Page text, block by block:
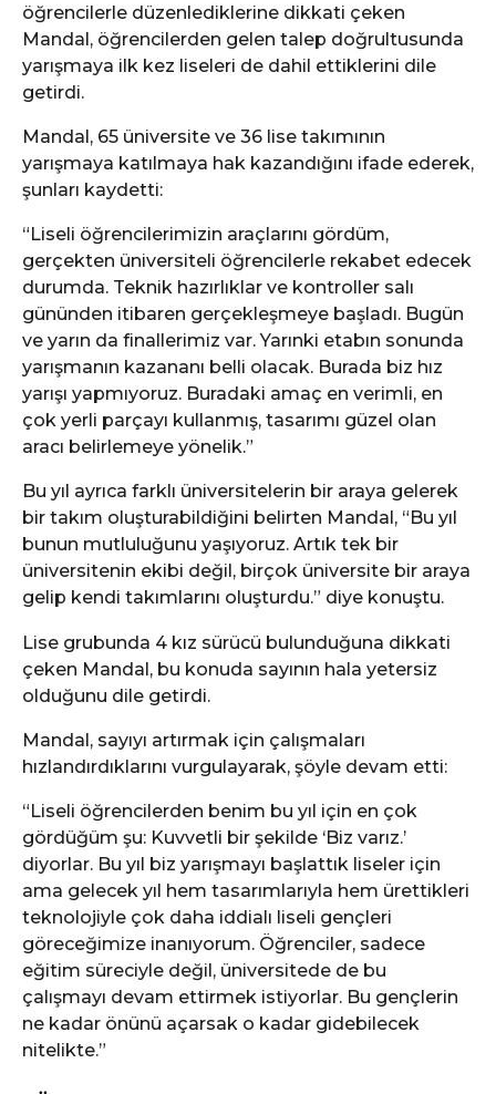
öğrencilerle düzenlediklerine dikkati çeken
Mandal, öğrencilerden gelen talep doğrultusunda
yarışmaya ilk kez liseleri de dahil ettiklerini dile
getirdi.
Mandal, 65 üniversite ve 36 lise takımının
yarışmaya katılmaya hak kazandığını ifade ederek,
şunları kaydetti:
“Liseli öğrencilerimizin araçlarını gördüm,
gerçekten üniversiteli öğrencilerle rekabet edecek
durumda. Teknik hazırlıklar ve kontroller salı
gününden itibaren gerçekleşmeye başladı. Bugün
ve yarın da finallerimiz var. Yarınki etabın sonunda
yarışmanın kazananı belli olacak. Burada biz hız
yarışı yapmıyoruz. Buradaki amaç en verimli, en
çok yerli parçayı kullanmış, tasarımı güzel olan
aracı belirlemeye yönelik.”
Bu yıl ayrıca farklı üniversitelerin bir araya gelerek
bir takım oluşturabildiğini belirten Mandal, “Bu yıl
bunun mutluluğunu yaşıyoruz. Artık tek bir
üniversitenin ekibi değil, birçok üniversite bir araya
gelip kendi takımlarını oluşturdu.” diye konuştu.
Lise grubunda 4 kız sürücü bulunduğuna dikkati
çeken Mandal, bu konuda sayının hala yetersiz
olduğunu dile getirdi.
Mandal, sayıyı artırmak için çalışmaları
hızlandırdıklarını vurgulayarak, şöyle devam etti:
“Liseli öğrencilerden benim bu yıl için en çok
gördüğüm şu: Kuvvetli bir şekilde ‘Biz varız.’
diyorlar. Bu yıl biz yarışmayı başlattık liseler için
ama gelecek yıl hem tasarımlarıyla hem ürettikleri
teknolojiyle çok daha iddialı liseli gençleri
göreceğimize inanıyorum. Öğrenciler, sadece
eğitim süreciyle değil, üniversitede de bu
çalışmayı devam ettirmek istiyorlar. Bu gençlerin
ne kadar önünü açarsak o kadar gidebilecek
nitelikte.”